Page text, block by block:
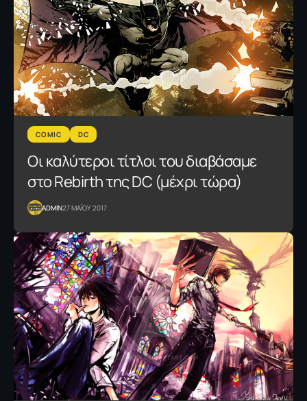
COMIC DC
Οι καλύτεροι τίτλοι του διαβάσαμε
στο Rebirth της DC (μέχρι τώρα)
ADMIN27 ΜΑΪΟΥ 2017